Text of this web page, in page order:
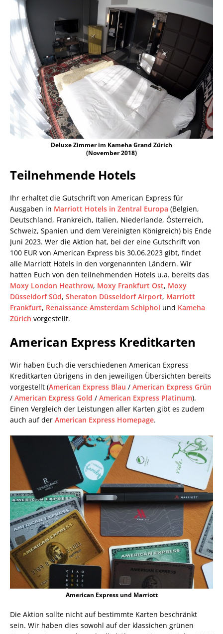
Deluxe Zimmer im Kameha Grand Zürich
(November 2018)
Teilnehmende Hotels
Ihr erhaltet die Gutschrift von American Express für
Ausgaben in Marriott Hotels in Zentral Europa (Belgien,
Deutschland, Frankreich, Italien, Niederlande, Österreich,
Schweiz, Spanien und dem Vereinigten Königreich) bis Ende
Juni 2023. Wer die Aktion hat, bei der eine Gutschrift von
100 EUR von American Express bis 30.06.2023 gibt, findet
alle Marriott Hotels in den vorgenannten Ländern. Wir
hatten Euch von den teilnehmenden Hotels u.a. bereits das
Moxy London Heathrow, Moxy Frankfurt Ost, Moxy
Düsseldorf Süd, Sheraton Düsseldorf Airport, Marriott
Frankfurt, Renaissance Amsterdam Schiphol und Kameha
Zürich vorgestellt.
American Express Kreditkarten
Wir haben Euch die verschiedenen American Express
Kreditkarten übrigens in den jeweiligen Übersichten bereits
vorgestellt (American Express Blau / American Express Grün
/ American Express Gold / American Express Platinum).
Einen Vergleich der Leistungen aller Karten gibt es zudem
auch auf der American Express Homepage.
American Express und Marriott
Die Aktion sollte nicht auf bestimmte Karten beschränkt
sein. Wir haben dies sowohl auf der klassichen grünen